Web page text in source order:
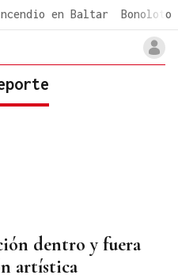
en Baltar Bonoloto
dentro y fuera
artística